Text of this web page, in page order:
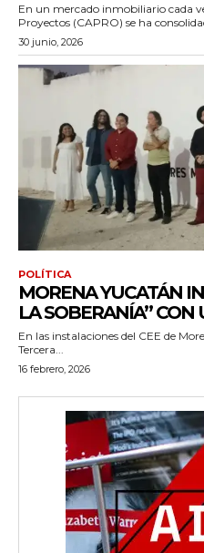
En un mercado inmobiliario cada
Proyectos (CAPRO) se ha
30 junio, 2026
POLÍTICA
MORENA YUCATÁN
LA SOBERANÍA” CON
En las instalaciones del CEE de
Tercera...
16 febrero, 2026